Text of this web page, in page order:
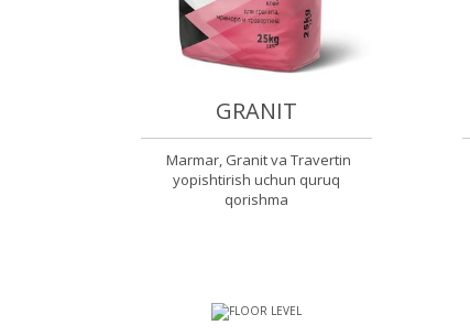
GRANIT
Marmar, Granit va Travertin
yopishtirish uchun quruq
qorishma